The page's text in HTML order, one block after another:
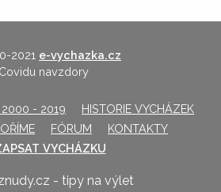
2021 e-vychazka.cz
Covidu navzdory
2000 - 2019
HISTORIE VYCHÁZEK
FÓRUM
KONTAKTY
VYCHÁZKU